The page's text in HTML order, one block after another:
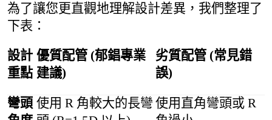
為了讓您更直觀地理解設計差異，我們整理了
下表：
設計
重點
優質配管 (郁錩專業
建議)
劣質配管 (常見錯
誤)
彎頭 使用 R 角較大的長彎 使用直角彎頭或 R